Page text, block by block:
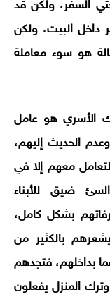
السفر، ولكن قد
داخل البيت، ولكن
هو سوء معاملة
الأسري هو عامل
الحديث إليهم،
معهم إلا في
ضيق للأبناء
بشكل كامل،
بالكثير من
بداخلهم، فتجدهم
المنزل يفعلون